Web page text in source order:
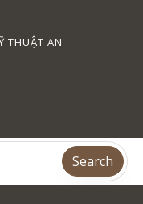
THUẬT AN
Search